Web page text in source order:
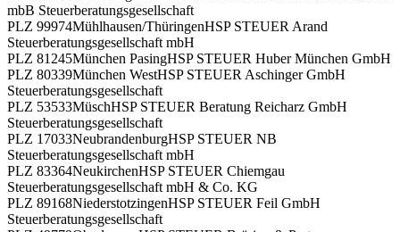
mbB Steuerberatungsgesellschaft
PLZ 99974Mühlhausen/ThüringenHSP STEUER Arand
Steuerberatungsgesellschaft mbH
PLZ 81245München PasingHSP STEUER Huber München GmbH
PLZ 80339München WestHSP STEUER Aschinger GmbH
Steuerberatungsgesellschaft
PLZ 53533MüschHSP STEUER Beratung Reicharz GmbH
Steuerberatungsgesellschaft
PLZ 17033NeubrandenburgHSP STEUER NB
Steuerberatungsgesellschaft mbH
PLZ 83364NeukirchenHSP STEUER Chiemgau
Steuerberatungsgesellschaft mbH & Co. KG
PLZ 89168NiederstotzingenHSP STEUER Feil GmbH
Steuerberatungsgesellschaft